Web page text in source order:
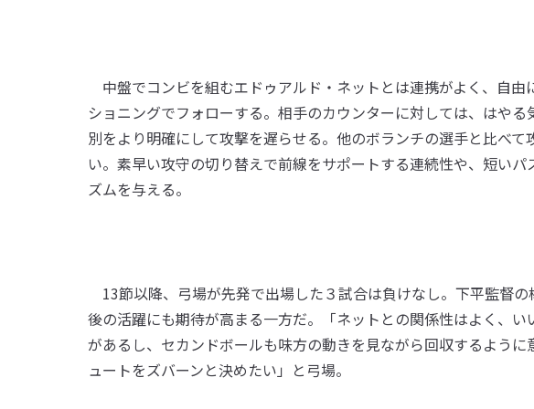
中盤でコンビを組むエドゥアルド・ネットとは連携がよく、自
ショニングでフォローする。相手のカウンターに対しては、はや
別をより明確にして攻撃を遅らせる。他のボランチの選手と比べ
い。素早い攻守の切り替えで前線をサポートする連続性や、短い
ズムを与える。
13節以降、弓場が先発で出場した３試合は負けなし。下平監督
後の活躍にも期待が高まる一方だ。「ネットとの関係性はよく、
があるし、セカンドボールも味方の動きを見ながら回収するよう
ュートをズバーンと決めたい」と弓場。